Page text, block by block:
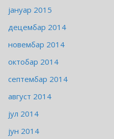
јануар 2015
децембар 2014
новембар 2014
октобар 2014
септембар 2014
август 2014
јул 2014
јун 2014